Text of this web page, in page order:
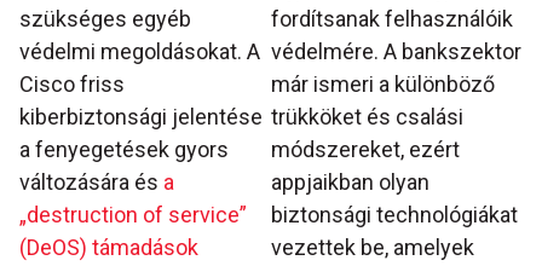
szükséges egyéb
védelmi megoldásokat. A
Cisco friss
kiberbiztonsági jelentése
a fenyegetések gyors
változására és a
„destruction of service”
(DeOS) támadások
fordítsanak felhasználóik
védelmére. A bankszektor
már ismeri a különböző
trükköket és csalási
módszereket, ezért
appjaikban olyan
biztonsági technológiákat
vezettek be, amelyek